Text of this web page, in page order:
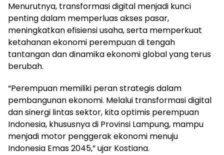
Menurutnya, transformasi digital menjadi kunci
penting dalam memperluas akses pasar,
meningkatkan efisiensi usaha, serta memperkuat
ketahanan ekonomi perempuan di tengah
tantangan dan dinamika ekonomi global yang terus
berubah.
“Perempuan memiliki peran strategis dalam
pembangunan ekonomi. Melalui transformasi digital
dan sinergi lintas sektor, kita optimis perempuan
Indonesia, khususnya di Provinsi Lampung, mampu
menjadi motor penggerak ekonomi menuju
Indonesia Emas 2045,” ujar Kostiana.